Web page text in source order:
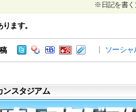
※日記を書く
ます。
ソーシ
ンスタジアム